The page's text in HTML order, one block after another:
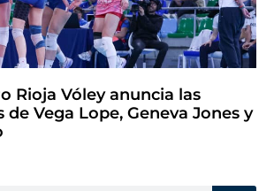
Rioja Vóley anuncia las
de Vega Lope, Geneva Jones y